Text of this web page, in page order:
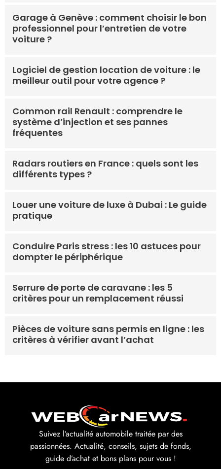
Garage à Genève : comment choisir le bon
professionnel pour l’entretien de votre
voiture ?
Logiciel de gestion location de voiture : le
meilleur outil pour votre agence ?
Common rail Renault : comprendre le
système d’injection et ses pannes
fréquentes
Radars routiers en France : quels sont les
différents types ?
Louer une voiture de luxe à Dubai : Le guide
pratique
Conduire Paris stress : les 10 astuces pour
dompter le périphérique
Serrure de porte de caravane : les 5
critères pour un remplacement réussi
Pièces de voiture sans permis en ligne : les
critères à vérifier avant l’achat
Suivez l’actualité automobile traitée par des
passionnées. Actualité, conseils, sujets de fonds,
guide d’achat et bons plans pour vous !